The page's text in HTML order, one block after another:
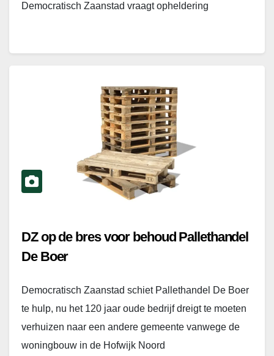
Democratisch Zaanstad vraagt opheldering
DZ op de bres voor behoud Pallethandel
De Boer
Democratisch Zaanstad schiet Pallethandel De Boer
te hulp, nu het 120 jaar oude bedrijf dreigt te moeten
verhuizen naar een andere gemeente vanwege de
woningbouw in de Hofwijk Noord